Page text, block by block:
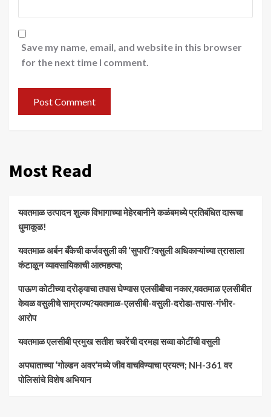
Save my name, email, and website in this browser
for the next time I comment.
Most Read
यवतमाळ उत्पादन शुल्क विभागाच्या मेहेरबानीने कळंबमध्ये प्रतिबंधित दारूचा
धुमाकूळ!
​यवतमाळ अर्बन बँकेची कर्जवसुली की ‘सुपारी’?वसुली अधिकाऱ्यांच्या त्रासाला
कंटाळून व्यावसायिकाची आत्महत्या;
पाऊण कोटीच्या दरोड्याचा तपास घेण्यास एलसीबीचा नकार,यवतमाळ एलसीबीत
केवळ वसुलीचे साम्राज्य?यवतमाळ-एलसीबी-वसुली-दरोडा-तपास-गंभीर-
आरोप
यवतमाळ एलसीबी प्रमुख सतीश चवरेंची दरमहा सव्वा कोटींची वसुली
अपघाताच्या ‘गोल्डन अवर’मध्ये जीव वाचविण्याचा प्रयत्न; NH-361 वर
पोलिसांचे विशेष अभियान